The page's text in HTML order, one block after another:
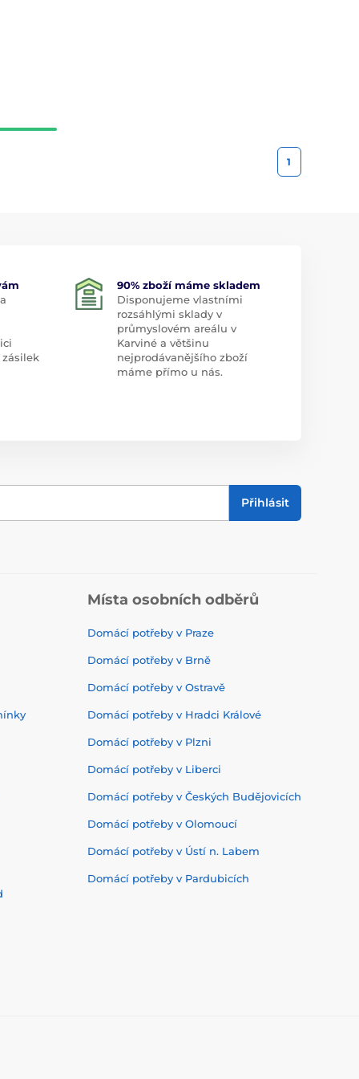
1
90% zboží máme skladem
Disponujeme vlastními
rozsáhlými sklady v
průmyslovém areálu v
Karviné a většinu
nejprodávanějšího zboží
máme přímo u nás.
Přihlásit
Místa osobních odběrů
Domácí potřeby v Praze
Domácí potřeby v Brně
Domácí potřeby v Ostravě
Domácí potřeby v Hradci Králové
Domácí potřeby v Plzni
Domácí potřeby v Liberci
Domácí potřeby v Českých Budějovicích
Domácí potřeby v Olomoucí
Domácí potřeby v Ústí n. Labem
Domácí potřeby v Pardubicích